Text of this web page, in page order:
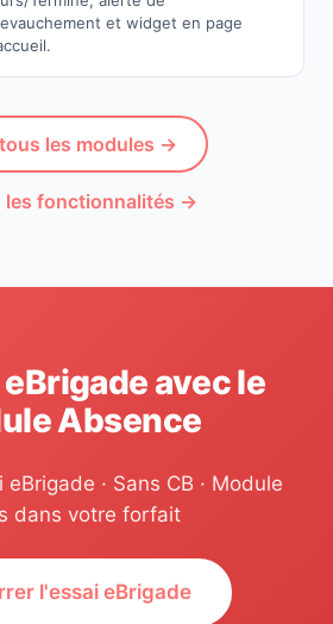
et widget en page
les modules →
les fonctionnalités →
avec le
Absence
· Sans CB · Module
dans votre forfait
l'essai eBrigade